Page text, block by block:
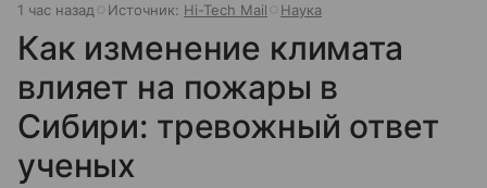
1 час назад Источник: Hi-Tech Mail Наука
Как изменение климата
влияет на пожары в
Сибири: тревожный ответ
ученых